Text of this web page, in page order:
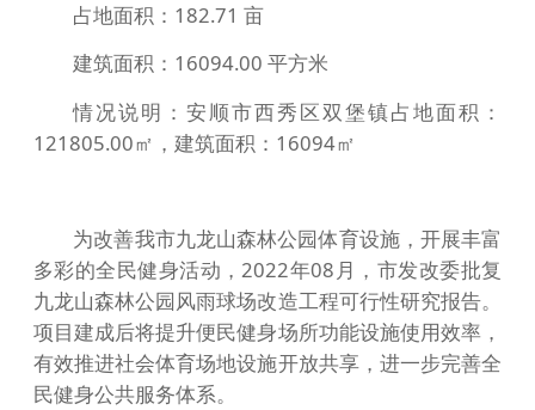
占地面积：182.71 亩
建筑面积：16094.00 平方米
情况说明：安顺市西秀区双堡镇占地面积：
121805.00㎡，建筑面积：16094㎡
为改善我市九龙山森林公园体育设施，开展丰富
多彩的全民健身活动，2022年08月，市发改委批复
九龙山森林公园风雨球场改造工程可行性研究报告。
项目建成后将提升便民健身场所功能设施使用效率，
有效推进社会体育场地设施开放共享，进一步完善全
民健身公共服务体系。